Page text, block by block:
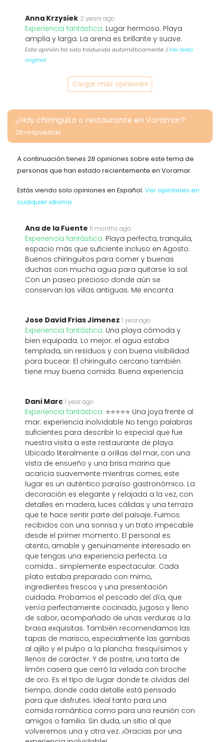
Anna Krzysiek 2 years ago
Experiencia fantástica: Lugar hermoso. Playa
amplia y larga. La arena es brillante y suave.
Esta opinión ha sido traducida automáticamente. | Ver texto
original
Cargar más opiniones
¿Hay chiringuito o restaurante en Voramar?
28 respuestas
A continuación tienes 28 opiniones sobre este tema de
personas que han estado recientemente en Voramar.
Estás viendo solo opiniones en Español. Ver opiniones en
cualquier idioma
Ana de la Fuente 11 months ago
Experiencia fantástica: Playa perfecta, tranquila,
espacio más que suficiente incluso en Agosto.
Buenos chiringuitos para comer y buenas
duchas con mucha agua para quitarse la sal.
Con un paseo precioso donde aún se
conservan las villas antiguas. Me encanta
Jose David Frias Jimenez 1 year ago
Experiencia fantástica: Una playa cómoda y
bien equipada. Lo mejor: el agua estaba
templada, sin residuos y con buena visibilidad
para bucear. El chiringuito cercano también
tiene muy buena comida. Buena experiencia.
Dani Marc 1 year ago
Experiencia fantástica: ⭐️⭐️⭐️⭐️⭐️ Una joya frente al
mar: experiencia inolvidable No tengo palabras
suficientes para describir lo especial que fue
nuestra visita a este restaurante de playa.
Ubicado literalmente a orillas del mar, con una
vista de ensueño y una brisa marina que
acaricia suavemente mientras comes, este
lugar es un auténtico paraíso gastronómico. La
decoración es elegante y relajada a la vez, con
detalles en madera, luces cálidas y una terraza
que te hace sentir parte del paisaje. Fuimos
recibidos con una sonrisa y un trato impecable
desde el primer momento. El personal es
atento, amable y genuinamente interesado en
que tengas una experiencia perfecta. La
comida… simplemente espectacular. Cada
plato estaba preparado con mimo,
ingredientes frescos y una presentación
cuidada. Probamos el pescado del día, que
venía perfectamente cocinado, jugoso y lleno
de sabor, acompañado de unas verduras a la
brasa exquisitas. También recomendamos las
tapas de marisco, especialmente las gambas
al ajillo y el pulpo a la plancha: fresquísimos y
llenos de carácter. Y de postre, una tarta de
limón casera que cerró la velada con broche
de oro. Es el tipo de lugar donde te olvidas del
tiempo, donde cada detalle está pensado
para que disfrutes. Ideal tanto para una
comida romántica como para una reunión con
amigos o familia. Sin duda, un sitio al que
volveremos una y otra vez. ¡Gracias por una